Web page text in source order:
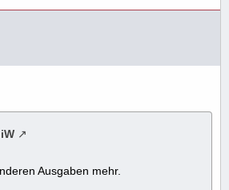
Ausgaben mehr.